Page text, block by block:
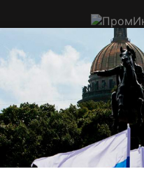
Приём
Радиаторы с медной трубкой —
Главная Электронный